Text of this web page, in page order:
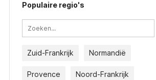
Populaire regio's
Zuid-Frankrijk Normandië
Provence Noord-Frankrijk